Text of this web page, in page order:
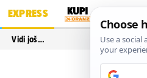
EXPRESS
Vidi još…